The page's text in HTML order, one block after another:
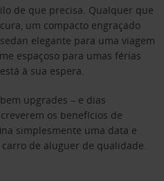
de que precisa. Qualquer que
um compacto engraçado
elegante para uma viagem
espaçoso para umas férias
à sua espera.
upgrades – e dias
os benefícios de
simplesmente uma data e
de aluguer de qualidade.